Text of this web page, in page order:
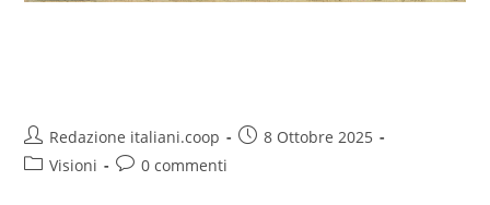
Redazione italiani.coop
8 Ottobre 2025
Visioni
0 commenti